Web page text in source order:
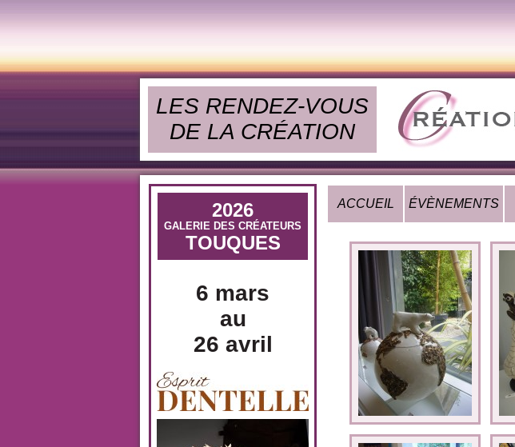
LES RENDEZ-VOUS
DE LA CRÉATION
2026
GALERIE DES CRÉATEURS
TOUQUES
6 mars
au
26 avril
ACCUEIL ÉVÈNEMENTS